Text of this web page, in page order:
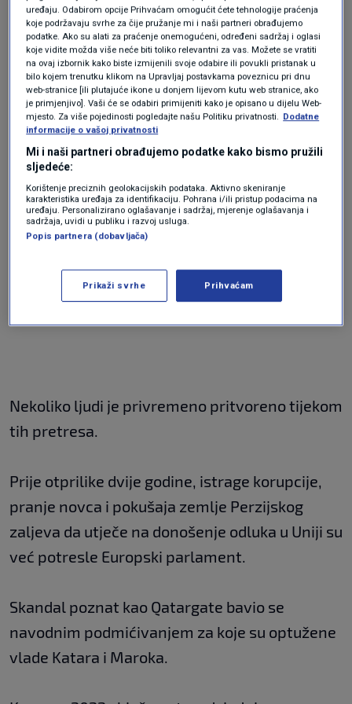
Huawei pokušao neprimjereno utjecati na donošenje odluka u
Europskoj uniji.
Kineska tehnologija u zapadnim mobilnim komunikacijama je
već godinama vruća tema.
Kritičari Huaweija se boje da bi Kina preko tvrtke mogla
Europskog parlamenta u Bruxellesu, od kojih su neki ranije
bili zapečaćeni.
pretražilo 21 stan u Belgiji i Portugalu u sklopu istraga
navodnog podmićivanja i krivotvorenja.
Nekoliko ljudi je privremeno pritvoreno tijekom
tih pretresa.
Prije otprilike dvije godine, istrage korupcije,
pranje novca i pokušaja zemlje Perzijskog
zaljeva da utječe na donošenje odluka u Uniji su
već potresle Europski parlament.
Skandal poznat kao Qatargate bavio se
navodnim podmićivanjem za koje su optužene
vlade Katara i Maroka.
uređaju. Odabirom opcije Prihvaćam omogućit ćete tehnologije praćenja
koje podržavaju svrhe za čije pružanje mi i naši partneri obrađujemo
podatke. Ako su alati za praćenje onemogućeni, određeni sadržaj i oglasi
koje vidite možda više neće biti toliko relevantni za vas. Možete se vratiti
na ovaj izbornik kako biste izmijenili svoje odabire ili povukli pristanak u
bilo kojem trenutku klikom na Upravljaj postavkama poveznicu pri dnu
web-stranice [ili plutajuće ikone u donjem lijevom kutu web stranice, ako
je primjenjivo]. Vaši će se odabiri primijeniti kako je opisano u dijelu Web-
mjesto. Za više pojedinosti pogledajte našu Politiku privatnosti.
Dodatne
informacije o vašoj privatnosti
Mi i naši partneri obrađujemo podatke kako bismo pružili
sljedeće:
Korištenje preciznih geolokacijskih podataka. Aktivno skeniranje
karakteristika uređaja za identifikaciju. Pohrana i/ili pristup podacima na
uređaju. Personalizirano oglašavanje i sadržaj, mjerenje oglašavanja i
sadržaja, uvidi u publiku i razvoj usluga.
Popis partnera (dobavljača)
Prikaži svrhe Prihvaćam